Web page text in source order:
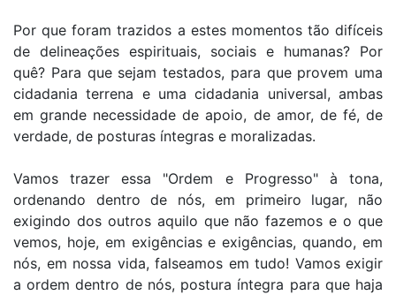
Por que foram trazidos a estes momentos tão difíceis
de delineações espirituais, sociais e humanas? Por
quê? Para que sejam testados, para que provem uma
cidadania terrena e uma cidadania universal, ambas
em grande necessidade de apoio, de amor, de fé, de
verdade, de posturas íntegras e moralizadas.
Vamos trazer essa "Ordem e Progresso" à tona,
ordenando dentro de nós, em primeiro lugar, não
exigindo dos outros aquilo que não fazemos e o que
vemos, hoje, em exigências e exigências, quando, em
nós, em nossa vida, falseamos em tudo! Vamos exigir
a ordem dentro de nós, postura íntegra para que haja